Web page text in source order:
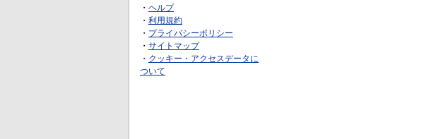
・ ヘルプ
・ 利用規約
・ プライバシーポリシー
・ サイトマップ
・ クッキー・アクセスデータに
ついて